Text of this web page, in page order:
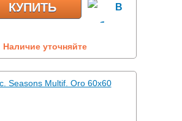
КУПИТЬ
Наличие уточняйте